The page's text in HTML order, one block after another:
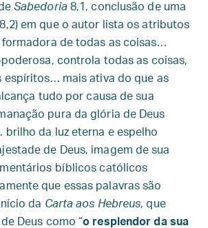
Sabedoria8,1, conclusão de uma
em que o autor lista os atributos
formadora de todas as coisas…
controla todas as coisas,
espíritos… mais ativa do que as
tudo por causa de sua
pura da glória de Deus
da luz eterna e espelho
de Deus, imagem de sua
bíblicos católicos
que essas palavras são
da Carta aos Hebreus, que
Deus como “o resplendor da sua